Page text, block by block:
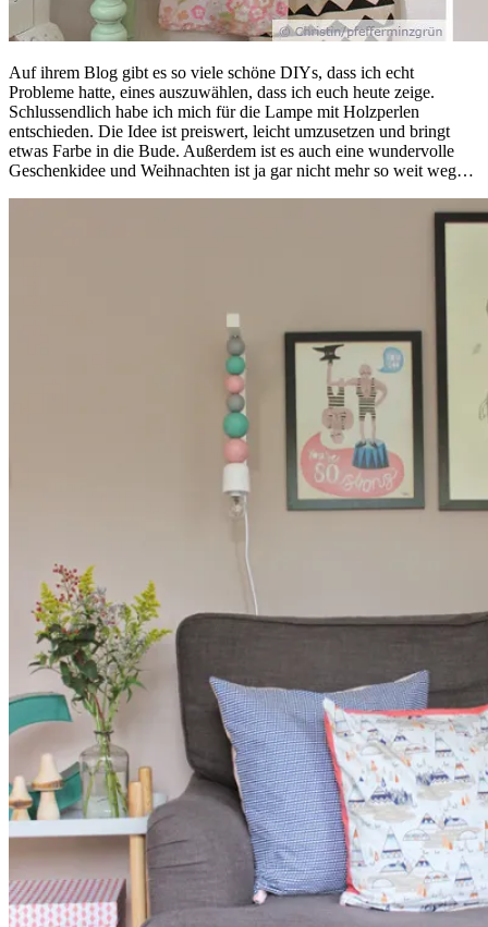
Auf ihrem Blog gibt es so viele schöne DIYs, dass ich echt
Probleme hatte, eines auszuwählen, dass ich euch heute zeige.
Schlussendlich habe ich mich für die Lampe mit Holzperlen
entschieden. Die Idee ist preiswert, leicht umzusetzen und bringt
etwas Farbe in die Bude. Außerdem ist es auch eine wundervolle
Geschenkidee und Weihnachten ist ja gar nicht mehr so weit weg…